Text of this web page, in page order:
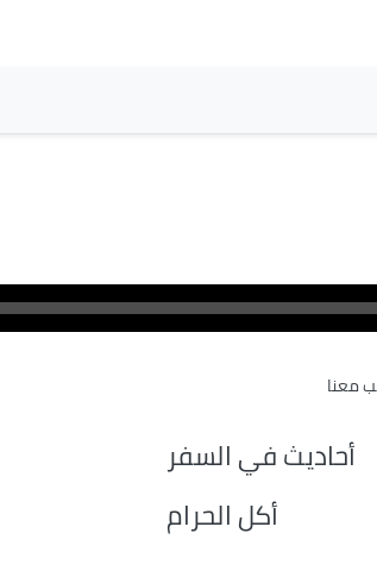
معنا
أحاديث في السفر
أكل الحرام